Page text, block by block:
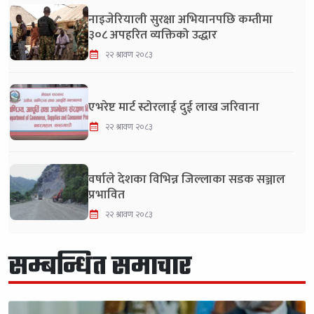
नाइजेरियाली सुरक्षा अभियानपछि कम्तीमा
३०८ अपहरित व्यक्तिको उद्धार
२२ श्रावण २०८३
एभरेष्ट मार्ट स्टोरलाई दुई लाख जरिवाना
२२ श्रावण २०८३
वर्षाले देशका विभिन्न जिल्लाका सडक सञ्जाल
प्रभावित
२२ श्रावण २०८३
सम्बन्धित समाचार